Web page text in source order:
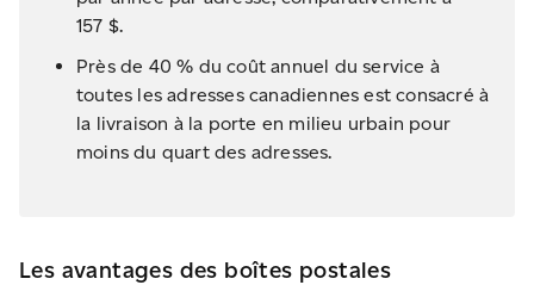
157 $.
Près de 40 % du coût annuel du service à
toutes les adresses canadiennes est consacré à
la livraison à la porte en milieu urbain pour
moins du quart des adresses.
Les avantages des boîtes postales